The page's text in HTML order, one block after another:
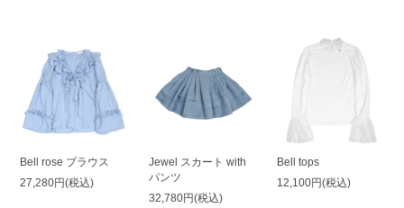
Bell rose ブラウス
27,280円(税込)
Jewel スカート with
パンツ
32,780円(税込)
Bell tops
12,100円(税込)